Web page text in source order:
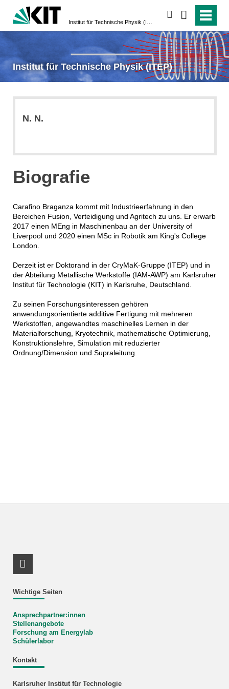
Institut für Technische Physik (ITEP)
N. N.
Biografie
Carafino Braganza kommt mit Industrieerfahrung in den
Bereichen Fusion, Verteidigung und Agritech zu uns. Er erwarb
2017 einen MEng in Maschinenbau an der University of
Liverpool und 2020 einen MSc in Robotik am King's College
London.
Derzeit ist er Doktorand in der CryMaK-Gruppe (ITEP) und in
der Abteilung Metallische Werkstoffe (IAM-AWP) am Karlsruher
Institut für Technologie (KIT) in Karlsruhe, Deutschland.
Zu seinen Forschungsinteressen gehören
anwendungsorientierte additive Fertigung mit mehreren
Werkstoffen, angewandtes maschinelles Lernen in der
Materialforschung, Kryotechnik, mathematische Optimierung,
Konstruktionslehre, Simulation mit reduzierter
Ordnung/Dimension und Supraleitung.
Wichtige Seiten
Ansprechpartner:innen
Stellenangebote
Forschung am Energylab
Schülerlabor
Kontakt
Karlsruher Institut für Technologie
LinkedIn Profil